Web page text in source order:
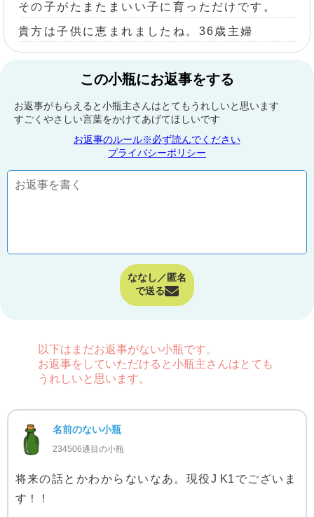
その子がたまたまいい子に育っただけです。
貴方は子供に恵まれましたね。36歳主婦
この小瓶にお返事をする
お返事がもらえると小瓶主さんはとてもうれしいと思います
すごくやさしい言葉をかけてあげてほしいです
お返事のルール※必ず読んでください
プライバシーポリシー
ななし／匿名
で送る
以下はまだお返事がない小瓶です。
お返事をしていただけると小瓶主さんはとても
うれしいと思います。
名前のない小瓶
234506通目の小瓶
将来の話とかわからないなあ。現役J K1でございま
す！！